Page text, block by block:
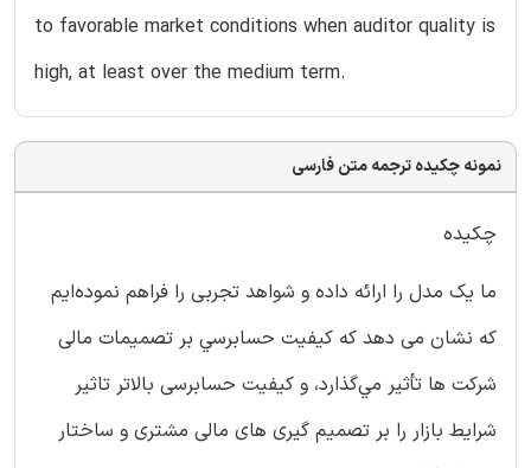
to favorable market conditions when auditor quality is
high, at least over the medium term.
نمونه چکیده ترجمه متن فارسی
چکیده
ما یک مدل را ارائه داده و شواهد تجربی را فراهم نموده‌ايم
كه نشان می دهد که کیفیت حسابرسي بر تصمیمات مالی
شرکت ها تأثير مي‌گذارد، و کیفیت حسابرسی بالاتر تاثیر
شرایط بازار را بر تصمیم گیری های مالی مشتری و ساختار